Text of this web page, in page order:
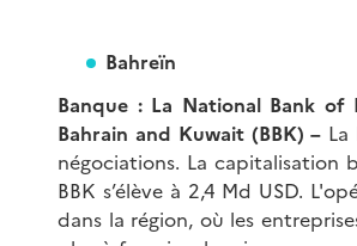
Bahreïn
Banque : La National Bank of
Bahrain and Kuwait (BBK) –La
négociations. La capitalisation
BBK s’élève à 2,4 Md USD.
dans la région, où les